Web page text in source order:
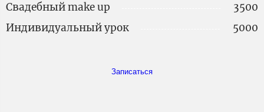
Свадебный make up
3500
Индивидуальный урок
5000
Записаться